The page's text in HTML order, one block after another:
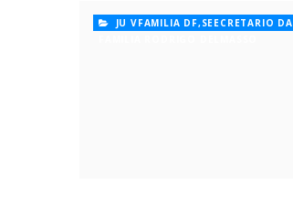
JU VFAMILIA DF,SEECRETARIO DA